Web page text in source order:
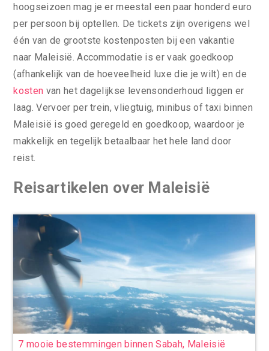
hoogseizoen mag je er meestal een paar honderd euro
per persoon bij optellen. De tickets zijn overigens wel
één van de grootste kostenposten bij een vakantie
naar Maleisië. Accommodatie is er vaak goedkoop
(afhankelijk van de hoeveelheid luxe die je wilt) en de
kosten van het dagelijkse levensonderhoud liggen er
laag. Vervoer per trein, vliegtuig, minibus of taxi binnen
Maleisië is goed geregeld en goedkoop, waardoor je
makkelijk en tegelijk betaalbaar het hele land door
reist.
Reisartikelen over Maleisië
7 mooie bestemmingen binnen Sabah, Maleisië